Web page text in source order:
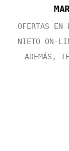
OFERTAS EN
NIETO ON-
ADEMÁS,